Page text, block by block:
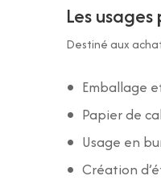
Les
Destiné aux
Emballage
Papier de
Usage en
Création